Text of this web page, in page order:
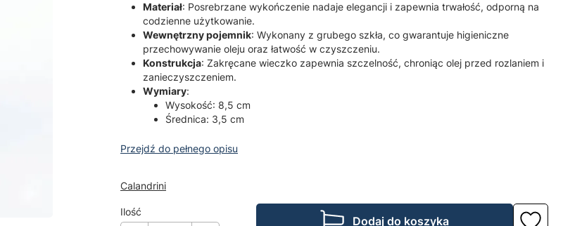
Materiał: Posrebrzane wykończenie nadaje elegancji i zapewnia trwałość, odporną na
codzienne użytkowanie.
Wewnętrzny pojemnik: Wykonany z grubego szkła, co gwarantuje higieniczne
przechowywanie oleju oraz łatwość w czyszczeniu.
Konstrukcja: Zakręcane wieczko zapewnia szczelność, chroniąc olej przed rozlaniem i
zanieczyszczeniem.
Wymiary:
Wysokość: 8,5 cm
Średnica: 3,5 cm
Przejdź do pełnego opisu
Calandrini
Ilość
Dodaj do koszyka